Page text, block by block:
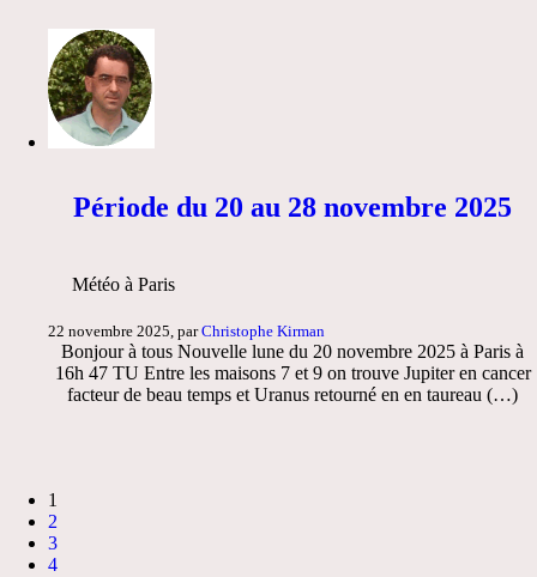
Période du 20 au 28 novembre 2025
Météo à Paris
22 novembre 2025, parChristophe Kirman
Bonjour à tous Nouvelle lune du 20 novembre 2025 à Paris à
16h 47 TU Entre les maisons 7 et 9 on trouve Jupiter en cancer
facteur de beau temps et Uranus retourné en en taureau (…)
1
2
3
4